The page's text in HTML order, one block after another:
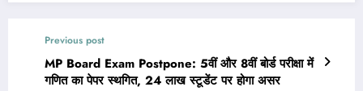
Previous post
MP Board Exam Postpone: 5वीं और 8वीं बोर्ड परीक्षा में
गणित का पेपर स्थगित, 24 लाख स्टूडेंट पर होगा असर